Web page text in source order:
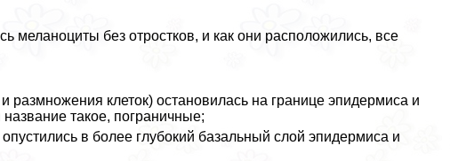
меланоциты без отростков, и как они расположились, все
клеток) остановилась на границе эпидермиса и
такое, пограничные;
в более глубокий базальный слой эпидермиса и